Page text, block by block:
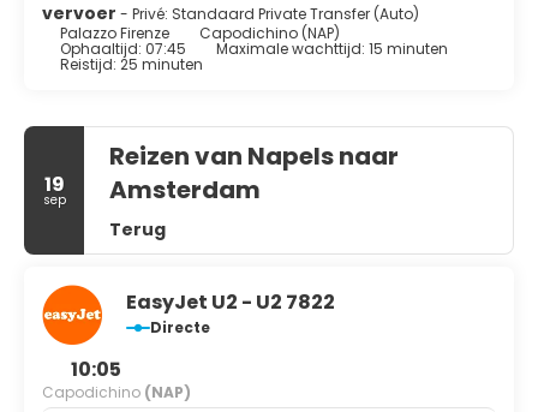
vervoer - Privé: Standaard Private Transfer (Auto)
Palazzo Firenze
Capodichino (NAP)
Ophaaltijd: 07:45 Maximale wachttijd: 15 minuten
Reistijd: 25 minuten
19
sep
Reizen van Napels naar
Amsterdam
Terug
EasyJet U2 - U2 7822
Directe
10:05
Capodichino (NAP)